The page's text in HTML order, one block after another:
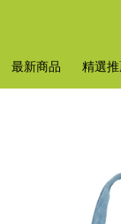
最新商品 精選